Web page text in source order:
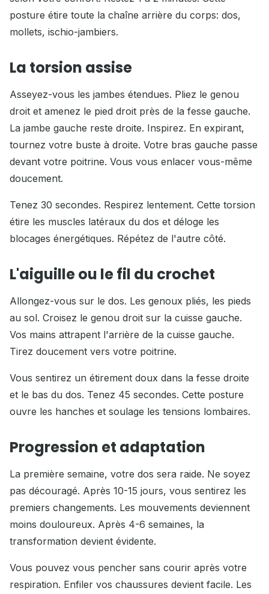
posture étire toute la chaîne arrière du corps: dos,
mollets, ischio-jambiers.
La torsion assise
Asseyez-vous les jambes étendues. Pliez le genou
droit et amenez le pied droit près de la fesse gauche.
La jambe gauche reste droite. Inspirez. En expirant,
tournez votre buste à droite. Votre bras gauche passe
devant votre poitrine. Vous vous enlacer vous-même
doucement.
Tenez 30 secondes. Respirez lentement. Cette torsion
étire les muscles latéraux du dos et déloge les
blocages énergétiques. Répétez de l'autre côté.
L'aiguille ou le fil du crochet
Allongez-vous sur le dos. Les genoux pliés, les pieds
au sol. Croisez le genou droit sur la cuisse gauche.
Vos mains attrapent l'arrière de la cuisse gauche.
Tirez doucement vers votre poitrine.
Vous sentirez un étirement doux dans la fesse droite
et le bas du dos. Tenez 45 secondes. Cette posture
ouvre les hanches et soulage les tensions lombaires.
Progression et adaptation
La première semaine, votre dos sera raide. Ne soyez
pas découragé. Après 10-15 jours, vous sentirez les
premiers changements. Les mouvements deviennent
moins douloureux. Après 4-6 semaines, la
transformation devient évidente.
Vous pouvez vous pencher sans courir après votre
respiration. Enfiler vos chaussures devient facile. Les